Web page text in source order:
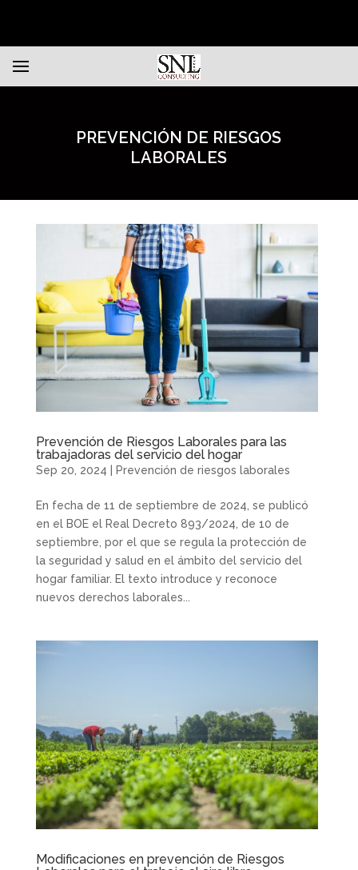
PREVENCIÓN DE RIESGOS
LABORALES
Prevención de Riesgos Laborales para las
trabajadoras del servicio del hogar
Sep 20, 2024 Prevención de riesgos laborales
En fecha de 11 de septiembre de 2024, se publicó
en el BOE el Real Decreto 893/2024, de 10 de
septiembre, por el que se regula la protección de
la seguridad y salud en el ámbito del servicio del
hogar familiar. El texto introduce y reconoce
nuevos derechos laborales...
Modificaciones en prevención de Riesgos